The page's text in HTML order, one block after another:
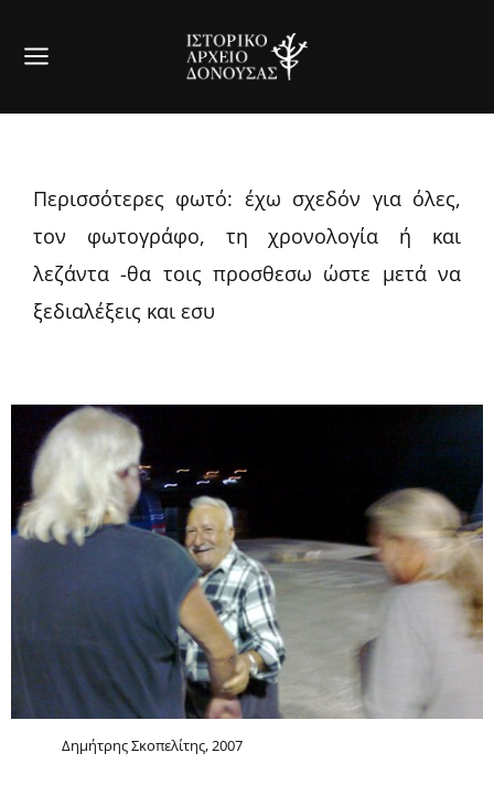
Περισσότερες φωτό: έχω σχεδόν για όλες,
τον φωτογράφο, τη χρονολογία ή και
λεζάντα -θα τοις προσθεσω ώστε μετά να
ξεδιαλέξεις και εσυ
Δημήτρης Σκοπελίτης, 2007